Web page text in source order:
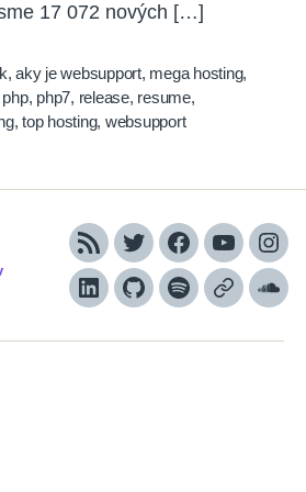
17 072 nových […]
,aky je websupport, mega hosting,
php, php7, release, resume,
,top hosting, websupport
RSS TwitterFacebook
YouTube
LinkedInGitHubSpotifyApple